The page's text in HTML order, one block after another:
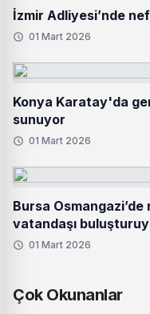
İzmir Adliyesi’nde
01 Mart 2026
Konya Karatay'da
sunuyor
01 Mart 2026
Bursa
vatandaşı
01 Mart 2026
Çok Okunanlar